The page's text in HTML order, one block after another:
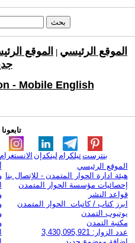
الموقع الرئيسي الموقع
- Mobile English
الانستغرام لينكدإن تيلكرامبنترست
الموقع الرئيسي
هيئة ادارة الحوار المتمدن - للإتصال بنا
إحصائيات مؤسسة الحوار المتمدن
قواعد النشر
ابرز كتاب / كاتبات الحوار المتمدن
يوتيوب التمدن
مكتبة التمدن
عدد الزوار: 3,430,095,921